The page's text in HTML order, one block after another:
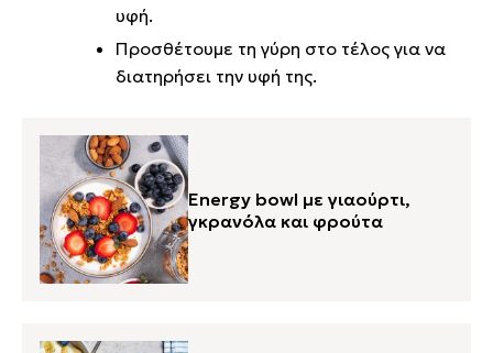
υφή.
Προσθέτουμε τη γύρη στο τέλος για να
διατηρήσει την υφή της.
Energy bowl με γιαούρτι,
γκρανόλα και φρούτα